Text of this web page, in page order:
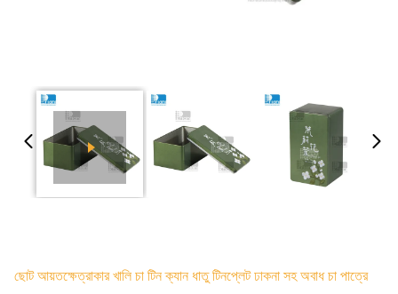
ছোট আয়তক্ষেত্রাকার খালি চা টিন ক্যান ধাতু টিনপ্লেট ঢাকনা সহ অবাধ চা পাত্রে